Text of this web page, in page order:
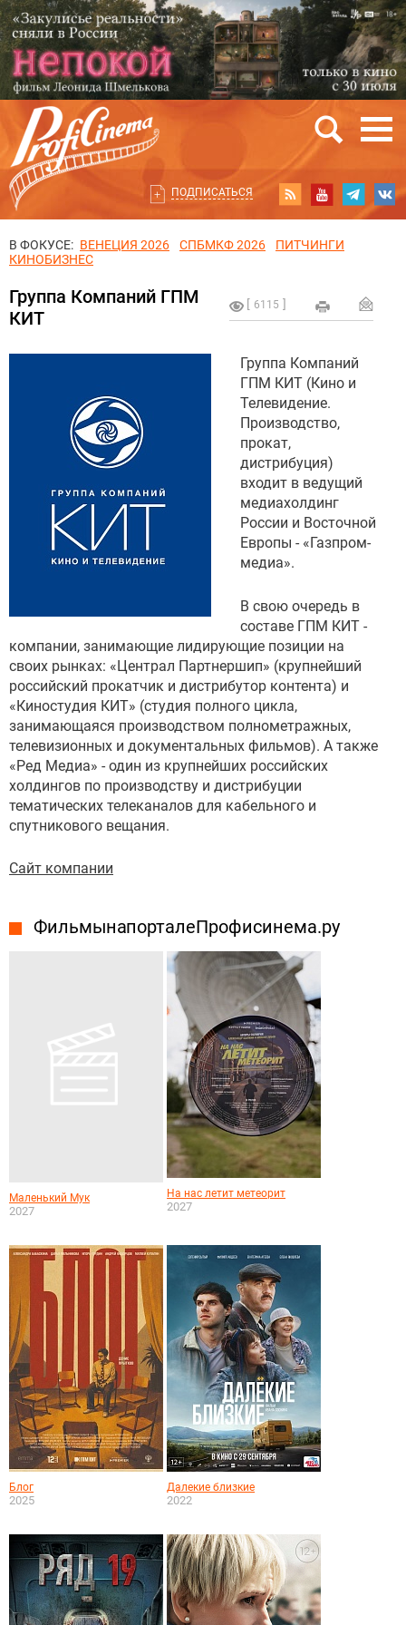
ПОДПИСАТЬСЯ
В ФОКУСЕ: ВЕНЕЦИЯ 2026 СПБМКФ 2026
ПИТЧИНГИ
КИНОБИЗНЕС
6115
Группа Компаний ГПМ
КИТ
Группа Компаний
ГПМ КИТ (Кино и
Телевидение.
Производство,
прокат,
дистрибуция)
входит в ведущий
медиахолдинг
России и Восточной
Европы - «Газпром-
медиа».
В свою очередь в
составе ГПМ КИТ -
компании, занимающие лидирующие позиции на
своих рынках: «Централ Партнершип» (крупнейший
российский прокатчик и дистрибутор контента) и
«Киностудия КИТ» (студия полного цикла,
занимающаяся производством полнометражных,
телевизионных и документальных фильмов). А также
«Ред Медиа» - один из крупнейших российских
холдингов по производству и дистрибуции
тематических телеканалов для кабельного и
спутникового вещания.
Сайт компании
Фильмы на портале Профисинема.ру
Маленький Мук
2027
На нас летит метеорит
2027
Блог
2025
Далекие близкие
2022